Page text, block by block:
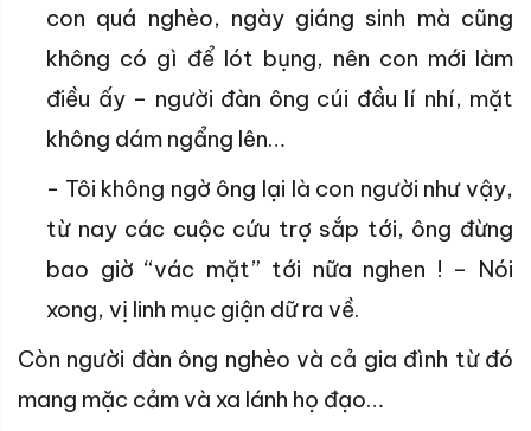
con quá nghèo, ngày giáng sinh mà cũng
không có gì để lót bụng, nên con mới làm
điều ấy – người đàn ông cúi đầu lí nhí, mặt
không dám ngẩng lên…
- Tôi không ngờ ông lại là con người như vậy,
từ nay các cuộc cứu trợ sắp tới, ông đừng
bao giờ “vác mặt” tới nữa nghen ! – Nói
xong, vị linh mục giận dữ ra về.
Còn người đàn ông nghèo và cả gia đình từ đó
mang mặc cảm và xa lánh họ đạo…